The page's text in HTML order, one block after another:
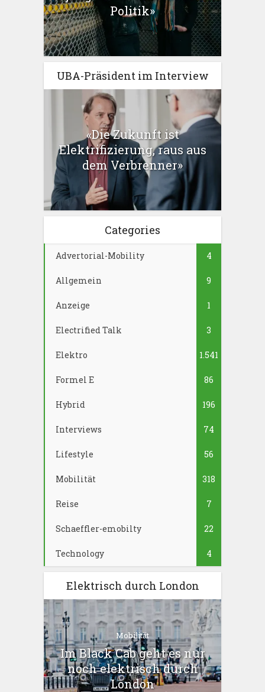
Politik»
UBA-Präsident im Interview
«Die Zukunft ist
Elektrifizierung, raus aus
dem Verbrenner»
Categories
Advertorial-Mobility 4
Allgemein 9
Anzeige 1
Electrified Talk 3
Elektro 1.541
Formel E 86
Hybrid 196
Interviews 74
Lifestyle 56
Mobilität 318
Reise 7
Schaeffler-emobilty 22
Technology 4
Elektrisch durch London
Mobilität
Im Black Cab geht es nur
noch elektrisch durch
London